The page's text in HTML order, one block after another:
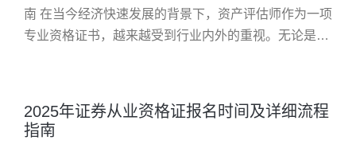
南 在当今经济快速发展的背景下，资产评估师作为一项
专业资格证书，越来越受到行业内外的重视。无论是职
2025年证券从业资格证报名时间及详细流程
指南